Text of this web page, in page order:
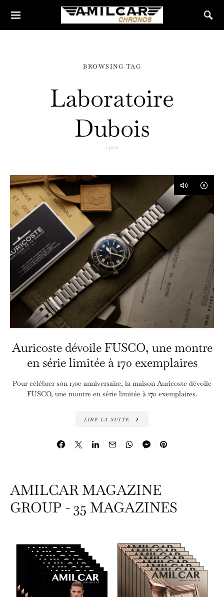
BROWSING TAG
Laboratoire
Dubois
1 post
Auricoste dévoile FUSCO, une montre
en série limitée à 170 exemplaires
Pour célébrer son 170e anniversaire, la maison Auricoste dévoile
FUSCO, une montre en série limitée à 170 exemplaires.
LIRE LA SUITE
AMILCAR MAGAZINE
GROUP - 35 MAGAZINES